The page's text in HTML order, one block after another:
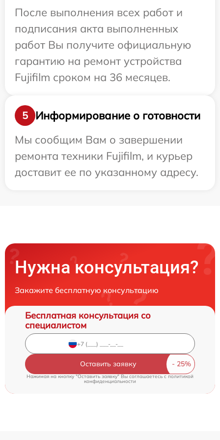
После выполнения всех работ и
подписания акта выполненных
работ Вы получите официальную
гарантию на ремонт устройства
Fujifilm сроком на 36 месяцев.
5
Информирование о готовности
Мы сообщим Вам о завершении
ремонта техники Fujifilm, и курьер
доставит ее по указанному адресу.
Нужна консультация?
Закажите бесплатную консультацию
Бесплатная консультация со
специалистом
Оставить заявку
Нажимая на кнопку "Оставить заявку" Вы соглашаетесь c политикой
конфиденциальности